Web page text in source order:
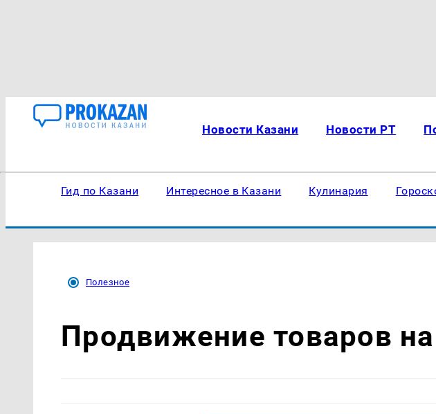
Новости Казани Новости РТ
Гид по Казани Интересное в Казани Кулинария
Полезное
Продвижение товаров